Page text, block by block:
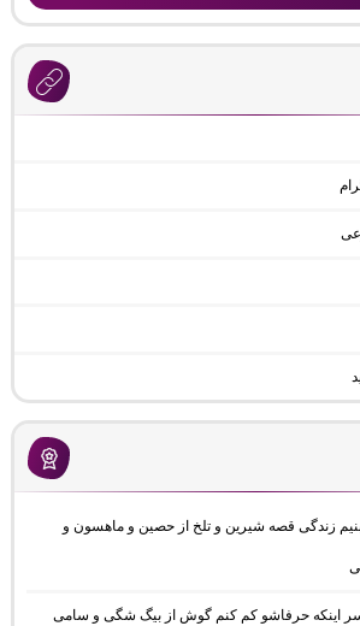
بنیم زندگی قصه شیرین و تلخ از حصین و ماهسون و
سر اینکه حرفاشو کم کنم گوش از بیگ شگی و سامی